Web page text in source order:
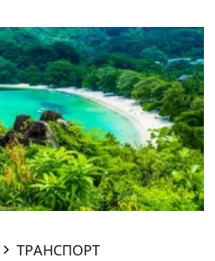
ТРАНСПОРТ